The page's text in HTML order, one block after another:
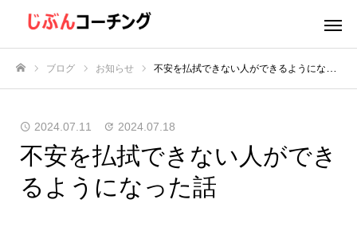
ブログ お知らせ 不安を払拭できない人ができるようになった話
2024.07.11 2024.07.18
不安を払拭できない人ができ
るようになった話